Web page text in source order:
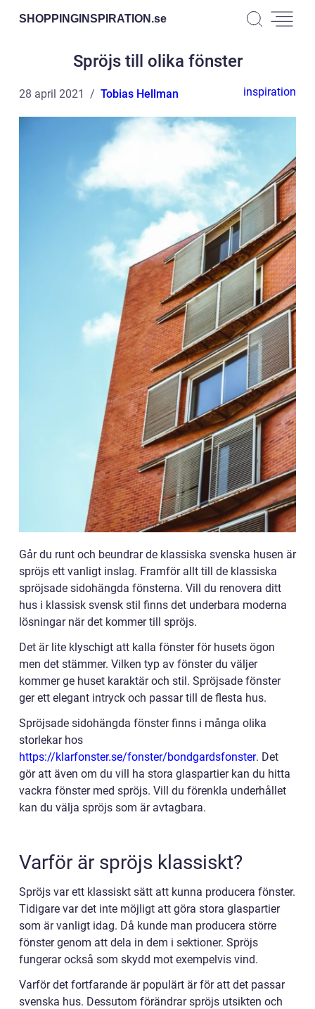
SHOPPINGINSPIRATION.se
Spröjs till olika fönster
28 april 2021 Tobias Hellman inspiration
Går du runt och beundrar de klassiska svenska husen är
spröjs ett vanligt inslag. Framför allt till de klassiska
spröjsade sidohängda fönsterna. Vill du renovera ditt
hus i klassisk svensk stil finns det underbara moderna
lösningar när det kommer till spröjs.
Det är lite klyschigt att kalla fönster för husets ögon
men det stämmer. Vilken typ av fönster du väljer
kommer ge huset karaktär och stil. Spröjsade fönster
ger ett elegant intryck och passar till de flesta hus.
Spröjsade sidohängda fönster finns i många olika
storlekar hos
https://klarfonster.se/fonster/bondgardsfonster. Det
gör att även om du vill ha stora glaspartier kan du hitta
vackra fönster med spröjs. Vill du förenkla underhållet
kan du välja spröjs som är avtagbara.
Varför är spröjs klassiskt?
Spröjs var ett klassiskt sätt att kunna producera fönster.
Tidigare var det inte möjligt att göra stora glaspartier
som är vanligt idag. Då kunde man producera större
fönster genom att dela in dem i sektioner. Spröjs
fungerar också som skydd mot exempelvis vind.
Varför det fortfarande är populärt är för att det passar
svenska hus. Dessutom förändrar spröjs utsikten och